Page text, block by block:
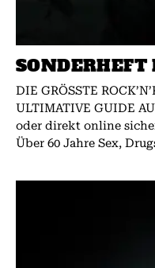
DIE GRÖSSTE
ULTIMATIVE GUIDE
oder direkt online
Über 60 Jahre Sex,